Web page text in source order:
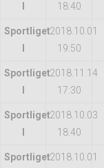
18:40
Sportliget2018.10.01
19:50
Sportliget2018.11.14
17:30
Sportliget2018.10.03
18:40
Sportliget2018.10.01